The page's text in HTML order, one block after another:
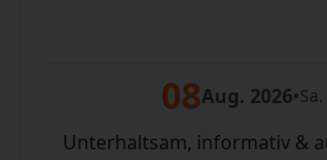
08Aug. 2026•
Unterhaltsam, informativ &